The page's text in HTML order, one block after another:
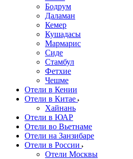
Бодрум
Даламан
Кемер
Кушадасы
Мармарис
Сиде
Стамбул
Фетхие
Чешме
Отели в Кении
Отели в Китае
Хайнань
Отели в ЮАР
Отели во Вьетнаме
Отели на Занзибаре
Отели в России
Отели Москвы